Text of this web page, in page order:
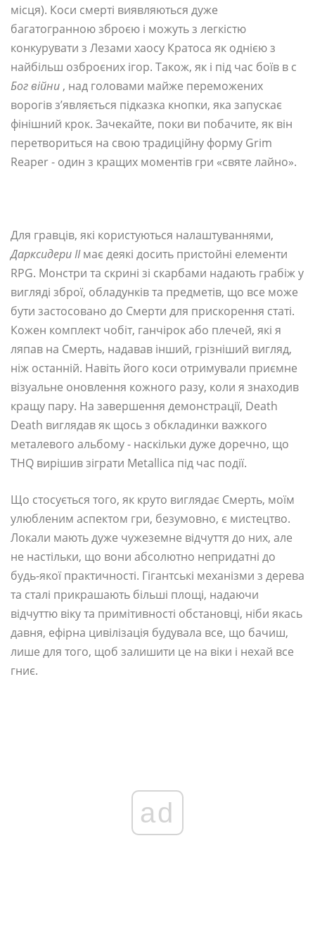
місця). Коси смерті виявляються дуже
багатогранною зброєю і можуть з легкістю
конкурувати з Лезами хаосу Кратоса як однією з
найбільш озброєних ігор. Також, як і під час боїв в с
Бог війни , над головами майже переможених
ворогів з’являється підказка кнопки, яка запускає
фінішний крок. Зачекайте, поки ви побачите, як він
перетвориться на свою традиційну форму Grim
Reaper - один з кращих моментів гри «святе лайно».
Для гравців, які користуються налаштуваннями,
Дарксидери IIмає деякі досить пристойні елементи
RPG. Монстри та скрині зі скарбами надають грабіж у
вигляді зброї, обладунків та предметів, що все може
бути застосовано до Смерти для прискорення статі.
Кожен комплект чобіт, ганчірок або плечей, які я
ляпав на Смерть, надавав інший, грізніший вигляд,
ніж останній. Навіть його коси отримували приємне
візуальне оновлення кожного разу, коли я знаходив
кращу пару. На завершення демонстрації, Death
Death виглядав як щось з обкладинки важкого
металевого альбому - наскільки дуже доречно, що
THQ вирішив зіграти Metallica під час події.
Що стосується того, як круто виглядає Смерть, моїм
улюбленим аспектом гри, безумовно, є мистецтво.
Локали мають дуже чужеземне відчуття до них, але
не настільки, що вони абсолютно непридатні до
будь-якої практичності. Гігантські механізми з дерева
та сталі прикрашають більші площі, надаючи
відчуттю віку та примітивності обстановці, ніби якась
давня, ефірна цивілізація будувала все, що бачиш,
лише для того, щоб залишити це на віки і нехай все
гниє.
ad